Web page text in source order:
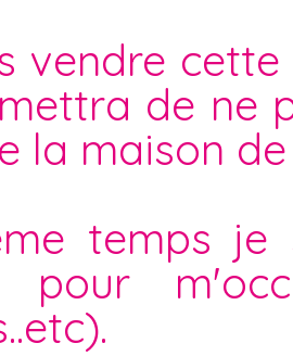
vendre
de ne
la maison
temps
pour